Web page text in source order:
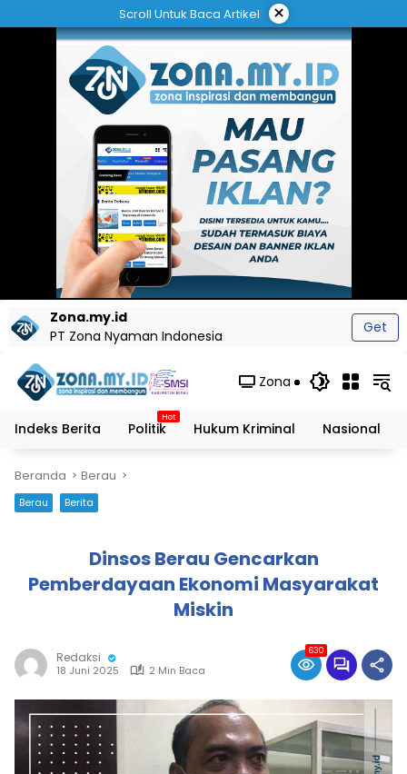
ke
Scroll Untuk Baca Artikel ×
Zona.my.id
PT Zona Nyaman Indonesia
Get
Zona
Indeks Berita Politik Hukum Kriminal Nasional
Beranda Berau
Berau Berita
Dinsos Berau Gencarkan
Pemberdayaan Ekonomi Masyarakat
Miskin
Redaksi
18 Juni 2025 2 Min Baca
630